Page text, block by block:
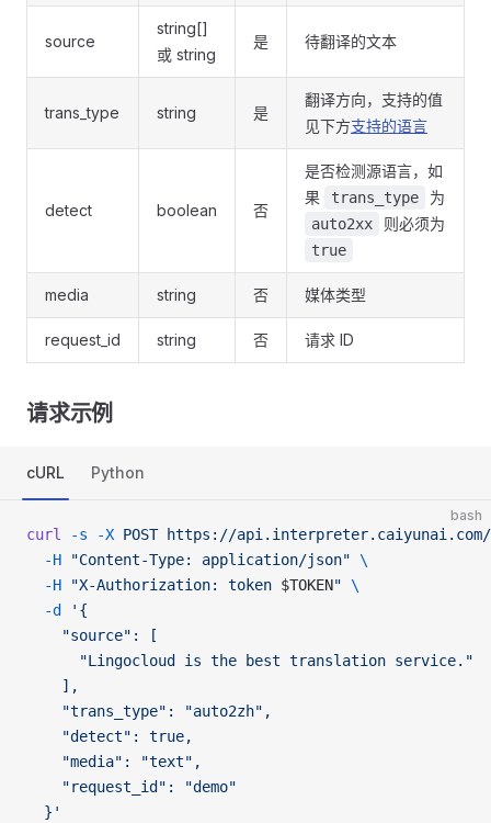
source
string[]
或 string
是 待翻译的文本
trans_type string 是
翻译方向，支持的值
见下方支持的语言
detect boolean 否
是否检测源语言，如
果
trans_type 为
auto2xx 则必须为
true
media string 否 媒体类型
request_id string 否 请求 ID
请求示例
cURL Python
bash
curl -s -X POST https://
  -H
"Content-Type: application/json" \
  -H
"X-Authorization: token $TOKEN" \
  -d
'{
    "source": [
      "Lingocloud is the best translation service."
    ],
    "trans_type": "auto2zh",
    "detect": true,
    "media": "text",
    "request_id": "demo"
  }'